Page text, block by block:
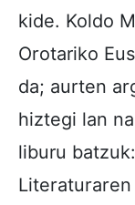
kide. Koldo
Orotariko
da; aurten
hiztegi lan
liburu
Literaturaren